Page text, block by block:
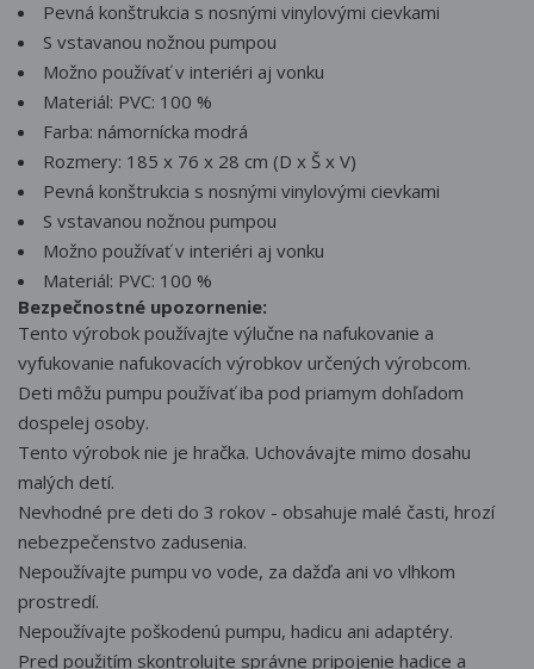
Pevná konštrukcia s nosnými vinylovými cievkami
S vstavanou nožnou pumpou
Možno používať v interiéri aj vonku
Materiál: PVC: 100 %
Farba: námornícka modrá
Rozmery: 185 x 76 x 28 cm (D x Š x V)
Pevná konštrukcia s nosnými vinylovými cievkami
S vstavanou nožnou pumpou
Možno používať v interiéri aj vonku
Materiál: PVC: 100 %
Bezpečnostné upozornenie:
Tento výrobok používajte výlučne na nafukovanie a
vyfukovanie nafukovacích výrobkov určených výrobcom.
Deti môžu pumpu používať iba pod priamym dohľadom
dospelej osoby.
Tento výrobok nie je hračka. Uchovávajte mimo dosahu
malých detí.
Nevhodné pre deti do 3 rokov - obsahuje malé časti, hrozí
nebezpečenstvo zadusenia.
Nepoužívajte pumpu vo vode, za dažďa ani vo vlhkom
prostredí.
Nepoužívajte poškodenú pumpu, hadicu ani adaptéry.
Pred použitím skontrolujte správne pripojenie hadice a